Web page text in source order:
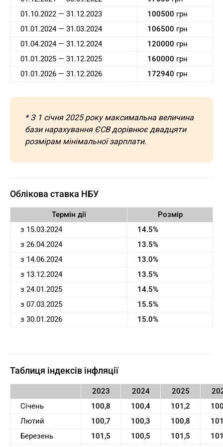
01.10.2022 — 31.12.2023
100500 грн
01.01.2024 — 31.03.2024
106500 грн
01.04.2024 — 31.12.2024
120000 грн
01.01.2025 — 31.12.2025
160000 грн
01.01.2026 — 31.12.2026
172940 грн
* З 1 січня 2025 року максимальна величина
бази нарахування ЄСВ дорівнює двадцяти
розмірам мінімальної зарплати.
Облікова ставка НБУ
Термін дії
Розмір
з 15.03.2024
14.5%
з 26.04.2024
13.5%
з 14.06.2024
13.0%
з 13.12.2024
13.5%
з 24.01.2025
14.5%
з 07.03.2025
15.5%
з 30.01.2026
15.0%
Таблиця індексів інфляції
2023 2024 2025
Січень
100,8 100,4 101,2
Лютий
100,7 100,3 100,8
Березень
101,5 100,5 101,5